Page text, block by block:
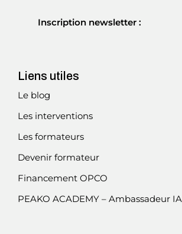
Inscription newsletter :
Liens utiles
Le blog
Les interventions
Les formateurs
Devenir formateur
Financement OPCO
PEAKO ACADEMY – Ambassadeur IA